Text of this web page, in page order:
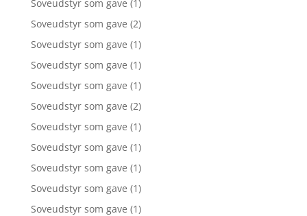
Soveudstyr som gave (1)
Soveudstyr som gave (2)
Soveudstyr som gave (1)
Soveudstyr som gave (1)
Soveudstyr som gave (1)
Soveudstyr som gave (2)
Soveudstyr som gave (1)
Soveudstyr som gave (1)
Soveudstyr som gave (1)
Soveudstyr som gave (1)
Soveudstyr som gave (1)